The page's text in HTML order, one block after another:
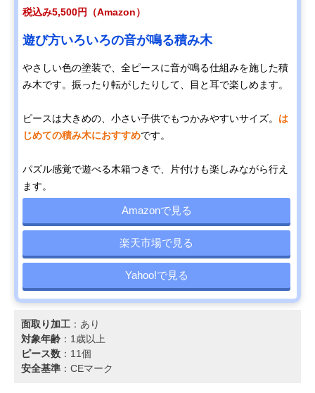
税込み5,500円（Amazon）
遊び方いろいろの音が鳴る積み木
やさしい色の塗装で、全ピースに音が鳴る仕組みを施した積
み木です。振ったり転がしたりして、目と耳で楽しめます。
ピースは大きめの、小さい子供でもつかみやすいサイズ。 は
じめての積み木におすすめです。
パズル感覚で遊べる木箱つきで、片付けも楽しみながら行え
ます。
Amazonで見る
楽天市場で見る
Yahoo!で見る
面取り加工 ：あり
対象年齢 ：1歳以上
ピース数 ：11個
安全基準 ：CEマーク